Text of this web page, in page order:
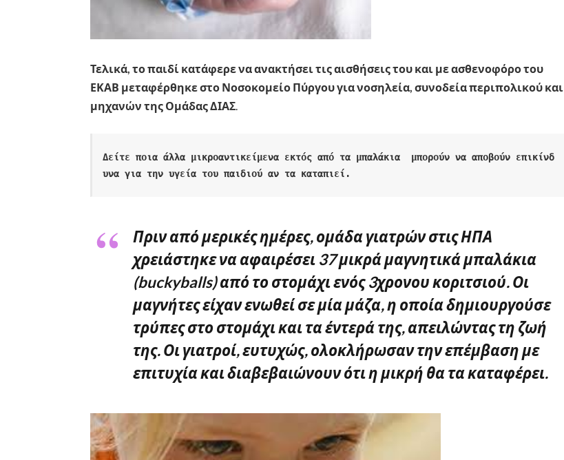
Τελικά, το παιδί κατάφερε να ανακτήσει τις αισθήσεις του και με ασθενοφόρο του
ΕΚΑΒ μεταφέρθηκε στο Νοσοκομείο Πύργου για νοσηλεία, συνοδεία περιπολικού και
μηχανών της Ομάδας ΔΙΑΣ.
Δείτε ποια άλλα μικροαντικείμενα εκτός από τα μπαλάκια  μπορούν να αποβούν επικίνδ
υνα για την υγεία του παιδιού αν τα καταπιεί.
Πριν από μερικές ημέρες, ομάδα γιατρών στις ΗΠΑ
χρειάστηκε να αφαιρέσει 37 μικρά μαγνητικά μπαλάκια
(buckyballs) από το στομάχι ενός 3χρονου κοριτσιού. Οι
μαγνήτες είχαν ενωθεί σε μία μάζα, η οποία δημιουργούσε
τρύπες στο στομάχι και τα έντερά της, απειλώντας τη ζωή
της. Οι γιατροί, ευτυχώς, ολοκλήρωσαν την επέμβαση με
επιτυχία και διαβεβαιώνουν ότι η μικρή θα τα καταφέρει.